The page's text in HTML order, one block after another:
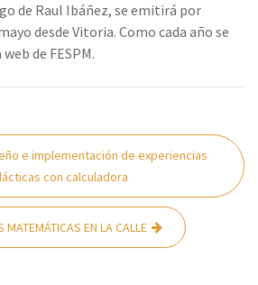
de Raul Ibáñez, se emitirá por
desde Vitoria. Como cada año se
de FESPM.
e implementación de experiencias
con calculadora
MATEMÁTICAS EN LA CALLE